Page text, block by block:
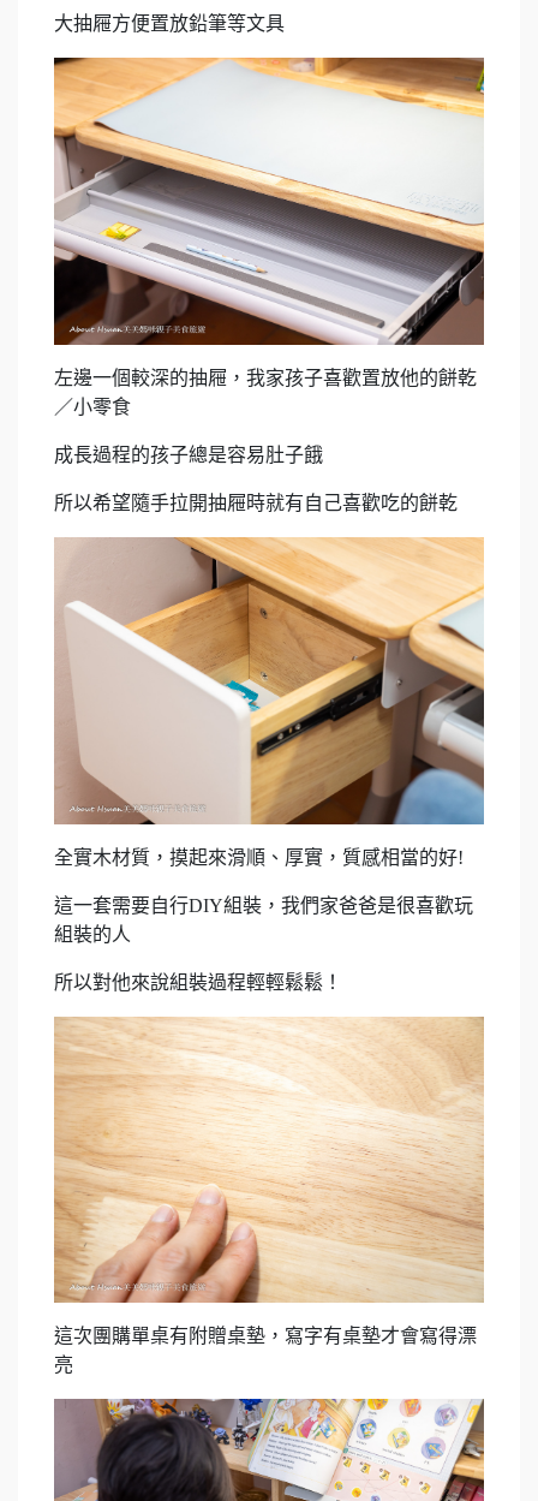
大抽屜方便置放鉛筆等文具
左邊一個較深的抽屜，我家孩子喜歡置放他的餅乾
／小零食
成長過程的孩子總是容易肚子餓
所以希望隨手拉開抽屜時就有自己喜歡吃的餅乾
全實木材質，摸起來滑順、厚實，質感相當的好!
這一套需要自行DIY組裝，我們家爸爸是很喜歡玩
組裝的人
所以對他來說組裝過程輕輕鬆鬆！
這次團購單桌有附贈桌墊，寫字有桌墊才會寫得漂
亮